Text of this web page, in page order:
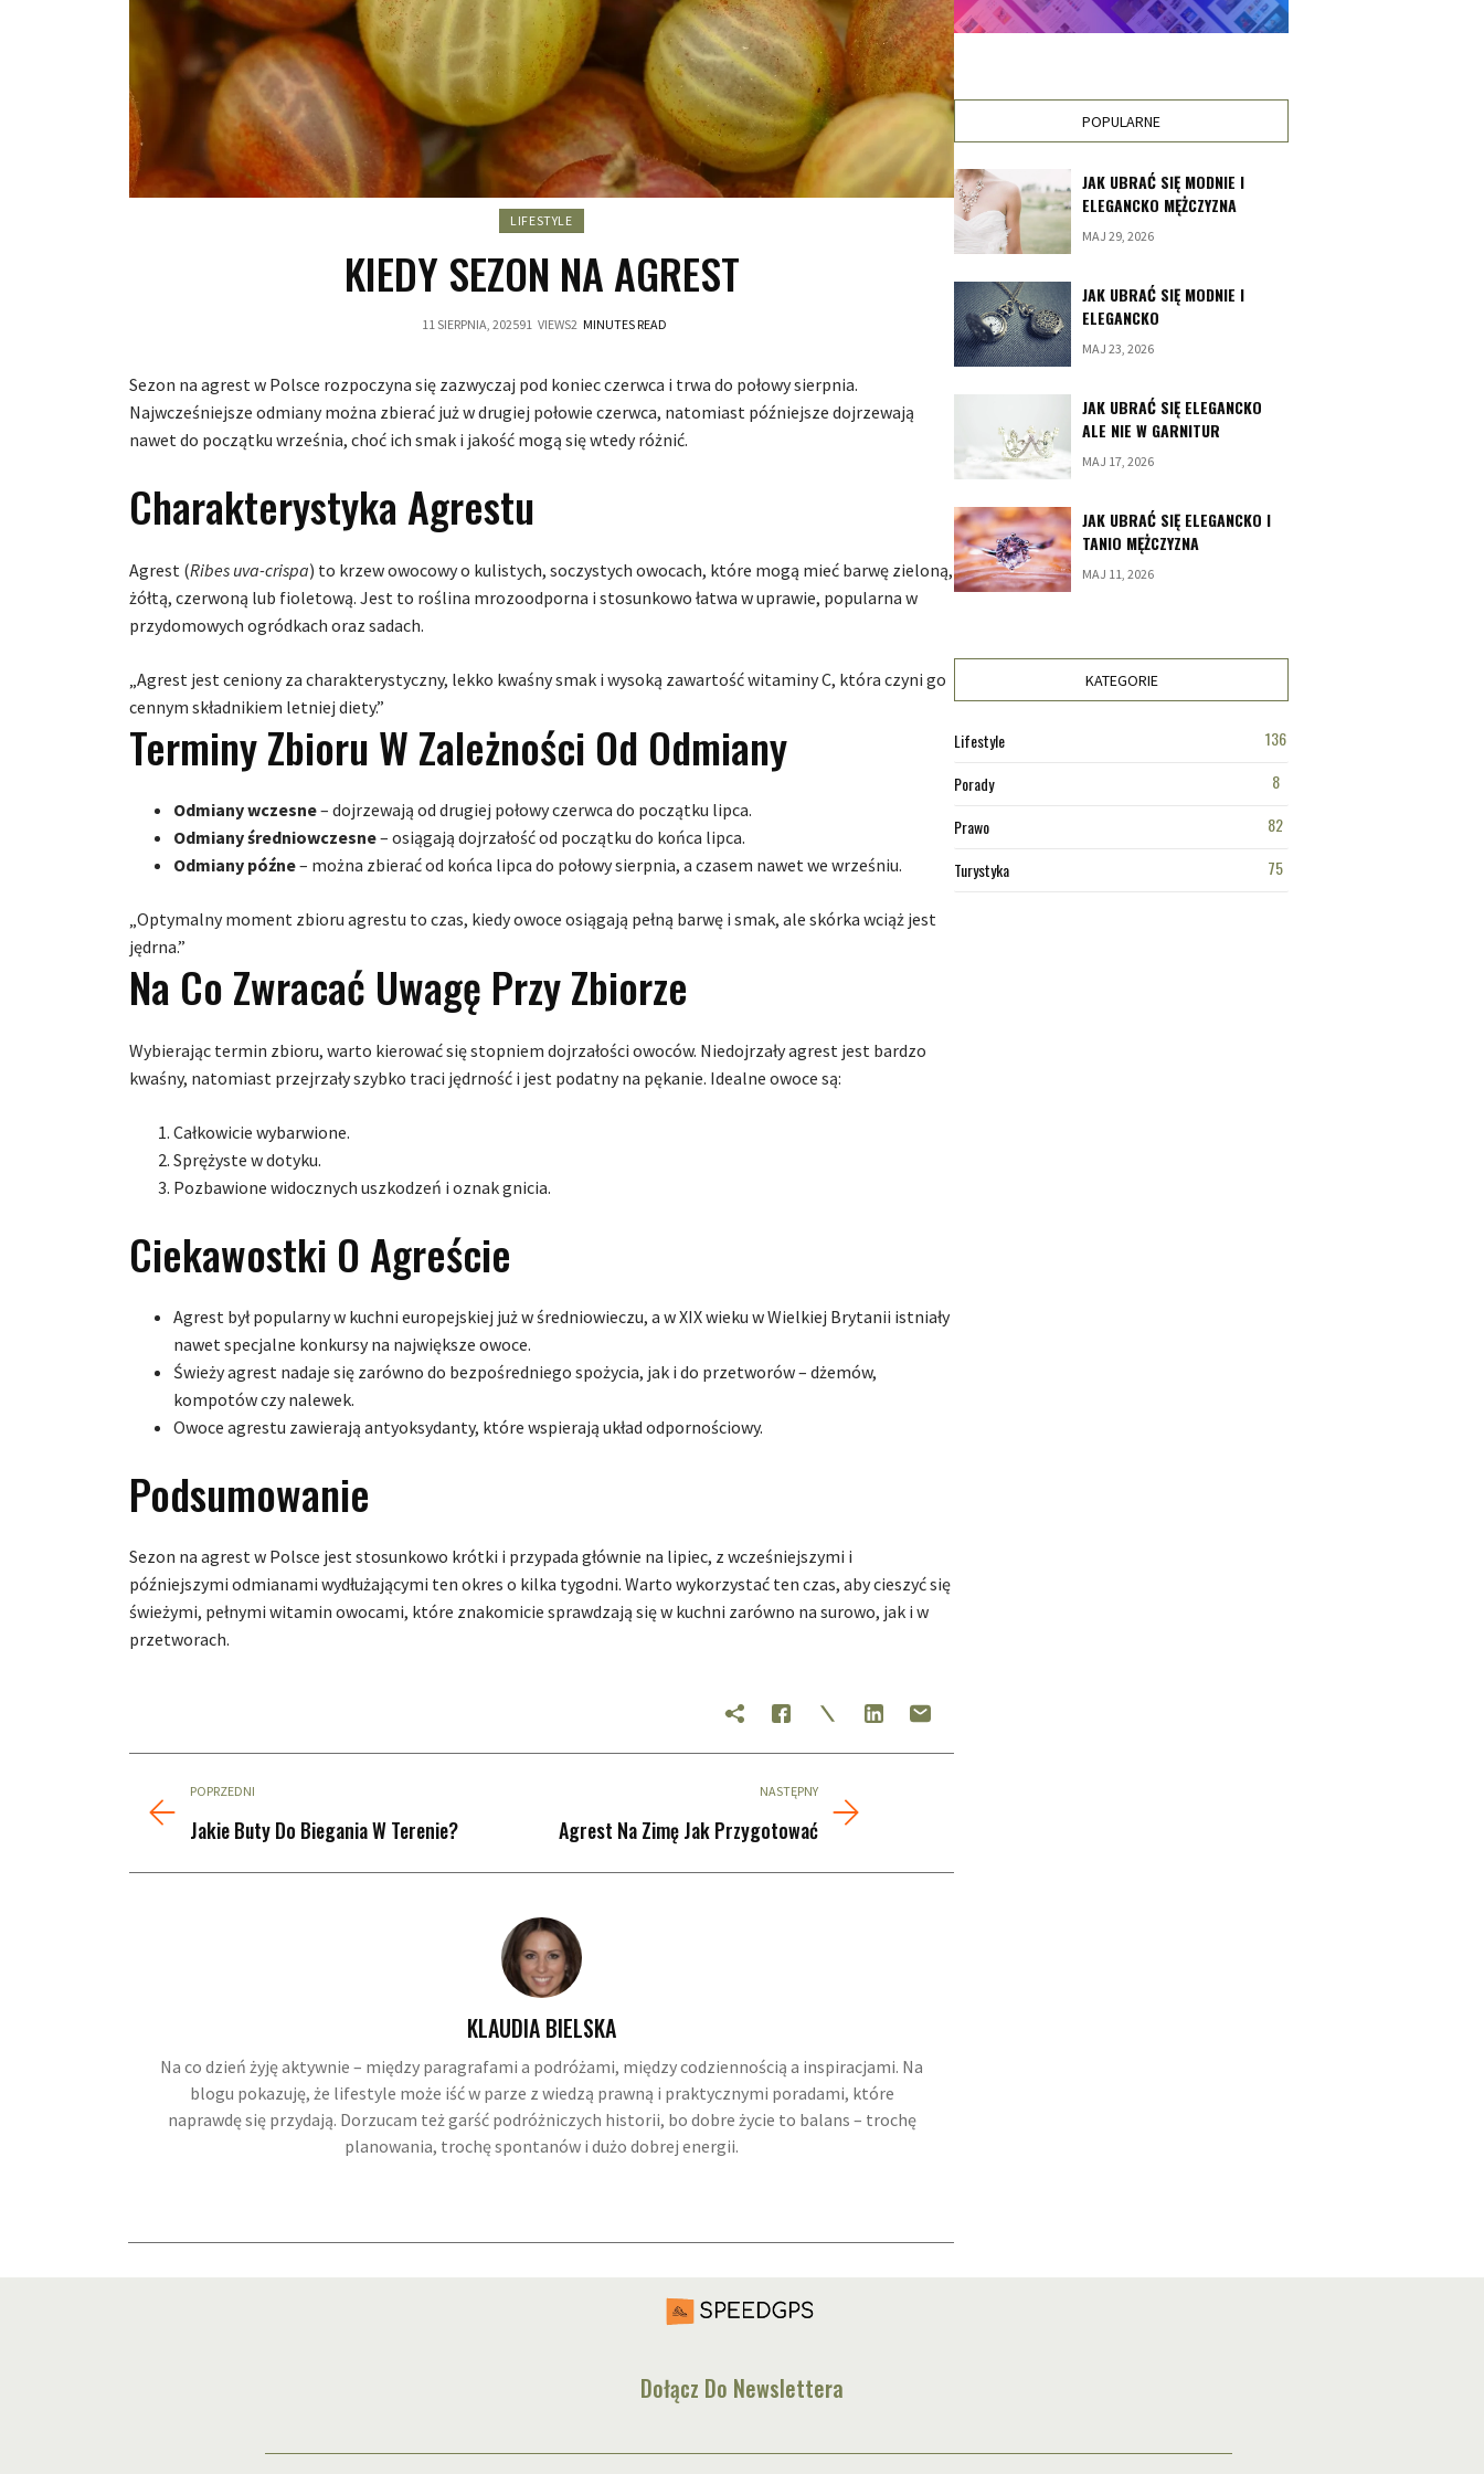
LIFESTYLE
KIEDY SEZON NA AGREST
11 SIERPNIA, 202591 VIEWS2 MINUTES READ
Sezon na agrest w Polsce rozpoczyna się zazwyczaj pod koniec czerwca i trwa do połowy sierpnia.
Najwcześniejsze odmiany można zbierać już w drugiej połowie czerwca, natomiast późniejsze dojrzewają
nawet do początku września, choć ich smak i jakość mogą się wtedy różnić.
Charakterystyka Agrestu
Agrest (Ribes uva-crispa) to krzew owocowy o kulistych, soczystych owocach, które mogą mieć barwę zieloną,
żółtą, czerwoną lub fioletową. Jest to roślina mrozoodporna i stosunkowo łatwa w uprawie, popularna w
przydomowych ogródkach oraz sadach.
„Agrest jest ceniony za charakterystyczny, lekko kwaśny smak i wysoką zawartość witaminy C, która czyni go
cennym składnikiem letniej diety.”
Terminy Zbioru W Zależności Od Odmiany
Odmiany wczesne– dojrzewają od drugiej połowy czerwca do początku lipca.
Odmiany średniowczesne– osiągają dojrzałość od początku do końca lipca.
Odmiany późne– można zbierać od końca lipca do połowy sierpnia, a czasem nawet we wrześniu.
„Optymalny moment zbioru agrestu to czas, kiedy owoce osiągają pełną barwę i smak, ale skórka wciąż jest
jędrna.”
Na Co Zwracać Uwagę Przy Zbiorze
Wybierając termin zbioru, warto kierować się stopniem dojrzałości owoców. Niedojrzały agrest jest bardzo
kwaśny, natomiast przejrzały szybko traci jędrność i jest podatny na pękanie. Idealne owoce są:
Całkowicie wybarwione.
Sprężyste w dotyku.
Pozbawione widocznych uszkodzeń i oznak gnicia.
Ciekawostki O Agreście
Agrest był popularny w kuchni europejskiej już w średniowieczu, a w XIX wieku w Wielkiej Brytanii istniały
nawet specjalne konkursy na największe owoce.
Świeży agrest nadaje się zarówno do bezpośredniego spożycia, jak i do przetworów – dżemów,
kompotów czy nalewek.
Owoce agrestu zawierają antyoksydanty, które wspierają układ odpornościowy.
Podsumowanie
Sezon na agrest w Polsce jest stosunkowo krótki i przypada głównie na lipiec, z wcześniejszymi i
późniejszymi odmianami wydłużającymi ten okres o kilka tygodni. Warto wykorzystać ten czas, aby cieszyć się
świeżymi, pełnymi witamin owocami, które znakomicie sprawdzają się w kuchni zarówno na surowo, jak i w
przetworach.
POPRZEDNI
Jakie Buty Do Biegania W Terenie?
NASTĘPNY
Agrest Na Zimę Jak Przygotować
KLAUDIA BIELSKA
Na co dzień żyję aktywnie – między paragrafami a podróżami, między codziennością a inspiracjami. Na
blogu pokazuję, że lifestyle może iść w parze z wiedzą prawną i praktycznymi poradami, które
naprawdę się przydają. Dorzucam też garść podróżniczych historii, bo dobre życie to balans – trochę
planowania, trochę spontanów i dużo dobrej energii.
POPULARNE
JAK UBRAĆ SIĘ MODNIE I
ELEGANCKO MĘŻCZYZNA
MAJ 29, 2026
JAK UBRAĆ SIĘ MODNIE I
ELEGANCKO
MAJ 23, 2026
JAK UBRAĆ SIĘ ELEGANCKO
ALE NIE W GARNITUR
MAJ 17, 2026
JAK UBRAĆ SIĘ ELEGANCKO I
TANIO MĘŻCZYZNA
MAJ 11, 2026
KATEGORIE
Lifestyle
136
Porady
8
Prawo
82
Turystyka
75
Dołącz Do Newslettera